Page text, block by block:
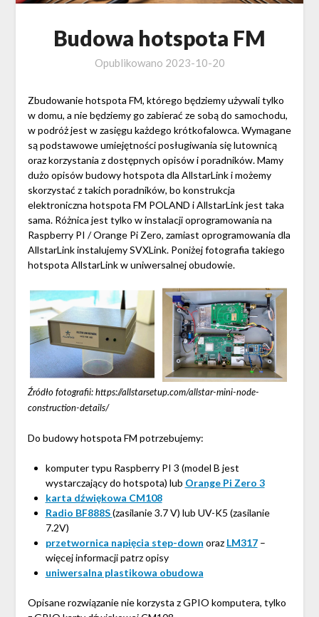
Budowa hotspota FM
Opublikowano 2023-10-20
Zbudowanie hotspota FM, którego będziemy używali tylko
w domu, a nie będziemy go zabierać ze sobą do samochodu,
w podróż jest w zasięgu każdego krótkofalowca. Wymagane
są podstawowe umiejętności posługiwania się lutownicą
oraz korzystania z dostępnych opisów i poradników. Mamy
dużo opisów budowy hotspota dla AllstarLink i możemy
skorzystać z takich poradników, bo konstrukcja
elektroniczna hotspota FM POLAND i AllstarLink jest taka
sama. Różnica jest tylko w instalacji oprogramowania na
Raspberry PI / Orange Pi Zero, zamiast oprogramowania dla
AllstarLink instalujemy SVXLink. Poniżej fotografia takiego
hotspota AllstarLink w uniwersalnej obudowie.
Źródło fotografii: https://allstarsetup.com/allstar-mini-node-
construction-details/
Do budowy hotspota FM potrzebujemy:
komputer typu Raspberry PI 3 (model B jest
wystarczający do hotspota) lub Orange Pi Zero 3
karta dźwiękowa CM108
Radio BF888S(zasilanie 3.7 V) lub UV-K5 (zasilanie
7.2V)
przetwornica napięcia step-down oraz LM317–
więcej informacji patrz opisy
uniwersalna plastikowa obudowa
Opisane rozwiązanie nie korzysta z GPIO komputera, tylko